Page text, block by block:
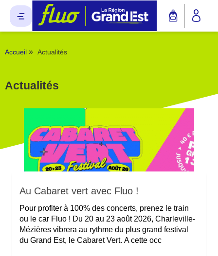
Accueil » Actualités
Actualités
Au Cabaret vert avec Fluo !
Pour profiter à 100% des concerts, prenez le train
ou le car Fluo ! Du 20 au 23 août 2026, Charleville-
Mézières vibrera au rythme du plus grand festival
du Grand Est, le Cabaret Vert. A cette occ
Panneau de gestion des cookies